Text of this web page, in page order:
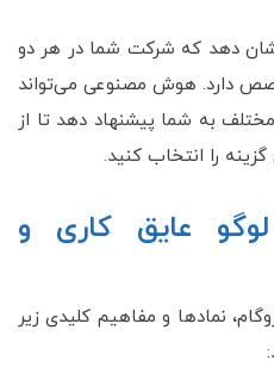
دهد که شرکت شما در هر دو
دارد. هوش مصنوعی می‌تواند
به شما پیشنهاد دهد تا از
را انتخاب کنید.
عایق کاری و
نمادها و مفاهیم کلیدی زیر